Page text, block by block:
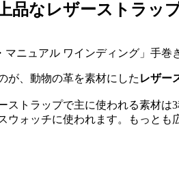
品なレザーストラッ
ニュアル ワインディング」手巻
が、動物の革を素材にした レザー
ストラップで主に使われる素材
ウォッチに使われます。もっとも